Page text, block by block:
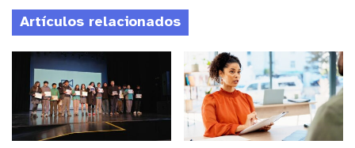
menor de 14 años, investigación que lleva la
unidad especializada en investigar este tipo de
delitos de la policía civil en la ciudad de Valparaíso
y que permitió determinar que el sujeto abusó
sexualmente de las hijas de su ex pareja.
Debido a esto el sujeto será puesto a disposición
Artículos relacionados